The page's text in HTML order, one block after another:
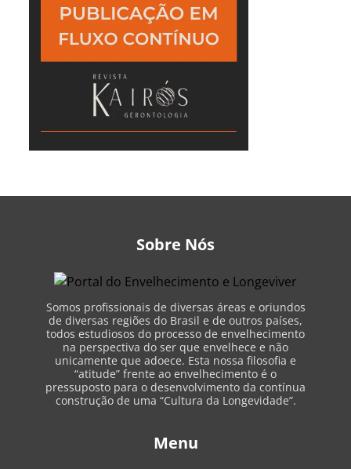
Sobre Nós
Somos profissionais de diversas áreas e oriundos
de diversas regiões do Brasil e de outros países,
todos estudiosos do processo de envelhecimento
na perspectiva do ser que envelhece e não
unicamente que adoece. Esta nossa filosofia e
“atitude” frente ao envelhecimento é o
pressuposto para o desenvolvimento da contínua
construção de uma “Cultura da Longevidade”.
Menu